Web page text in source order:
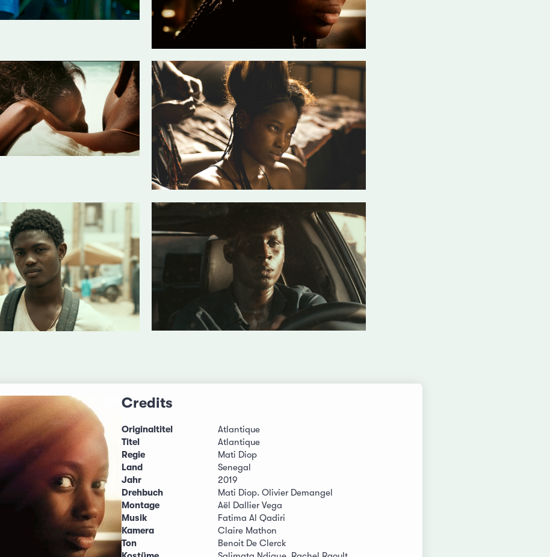
Credits
Originaltitel
Atlantique
Titel
Atlantique
Regie
Mati Diop
Land
Senegal
Jahr
2019
Drehbuch
Mati Diop. Olivier Demangel
Montage
Aël Dallier Vega
Musik
Fatima Al Qadiri
Kamera
Claire Mathon
Ton
Benoit De Clerck